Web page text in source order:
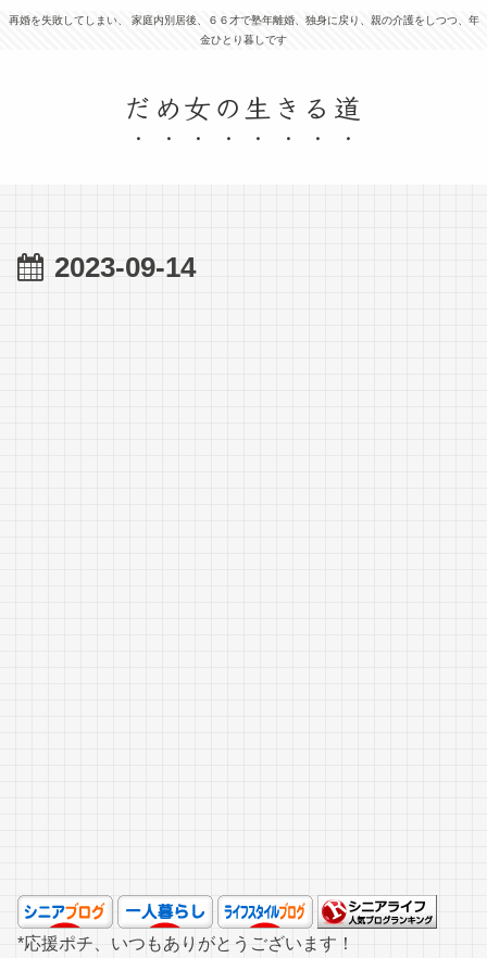
再婚を失敗してしまい、 家庭内別居後、６６才で塾年離婚、独身に戻り、親の介護をしつつ、年
金ひとり暮しです
だめ女の生きる道
2023-09-14
*応援ポチ、いつもありがとうございます！